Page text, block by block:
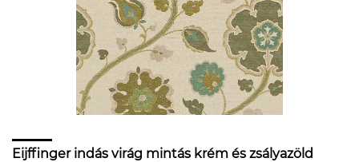
Eijffinger indás virág mintás krém és zsályazöld